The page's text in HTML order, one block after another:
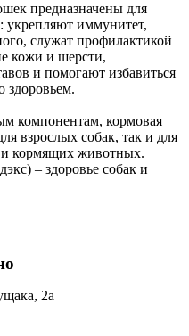
предназначены для
укрепляют иммунитет,
служат профилактикой
кожи и шерсти,
и помогают избавиться
здоровьем.
компонентам, кормовая
взрослых собак, так и для
кормящих животных.
– здоровье собак и
2а